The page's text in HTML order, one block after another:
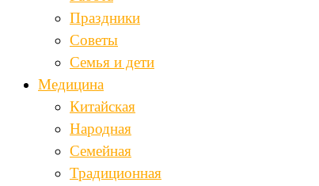
Праздники
Советы
Семья и дети
Медицина
Китайская
Народная
Семейная
Традиционная